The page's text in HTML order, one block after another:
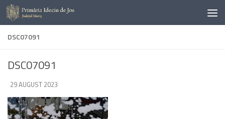
Skip to content
DSC07091
DSC07091
DE·
29 AUGUST 2023